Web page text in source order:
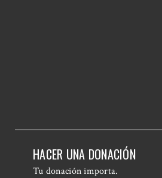
HACER UNA DONACIÓN
Tu donación importa.